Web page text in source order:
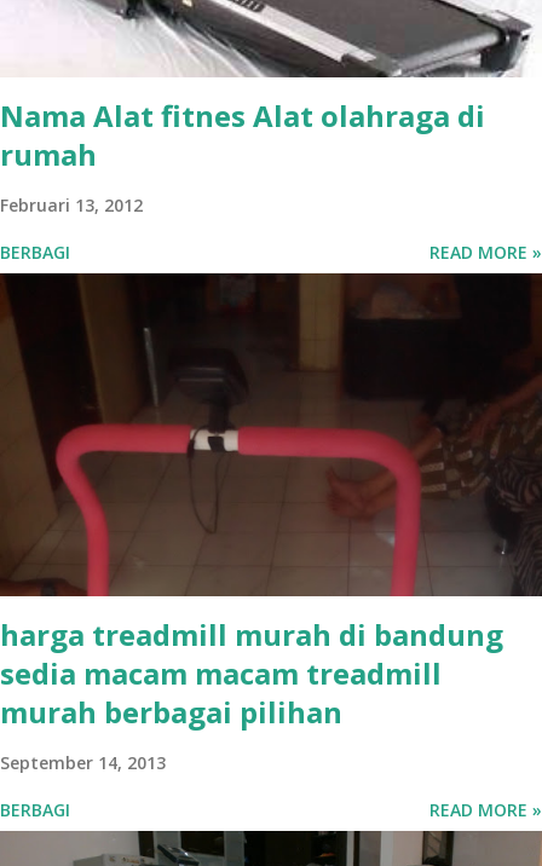
Nama Alat fitnes Alat olahraga di
rumah
Februari 13, 2012
BERBAGI READ MORE »
harga treadmill murah di bandung
sedia macam macam treadmill
murah berbagai pilihan
September 14, 2013
BERBAGI READ MORE »